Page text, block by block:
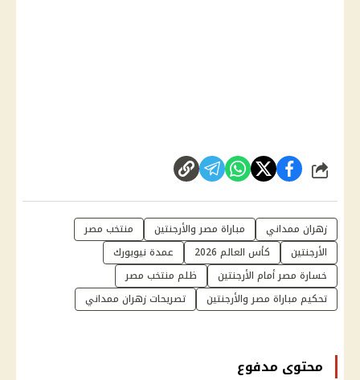
شارك
زهران ممداني مباراة مصر والأرجنتين
منتخب مصر
الأرجنتين
كأس العالم 2026
عمدة نيويورك
خسارة مصر أمام الأرجنتين
ظلم منتخب مصر
تحكيم مباراة مصر والأرجنتين
تصريحات زهران ممداني
محتوى مدفوع